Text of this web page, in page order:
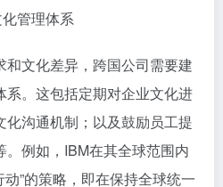
管理体系
文化差异，跨国公司需要建
系。这包括定期对企业文化进
沟通机制；以及鼓励员工提
例如，IBM在其全球范围内
”的策略，即在保持全球统一